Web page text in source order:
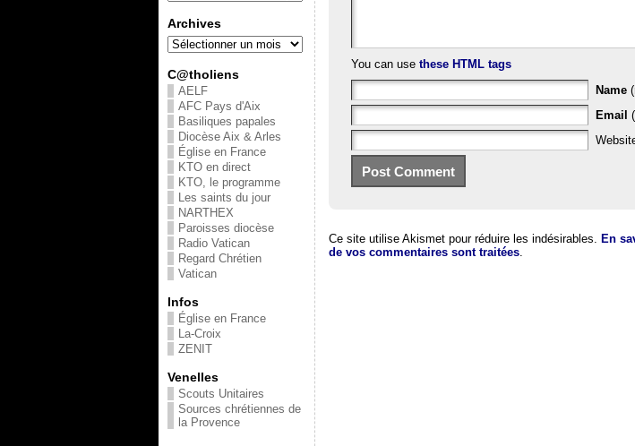
Archives
C@tholiens
AELF
AFC Pays d'Aix
Basiliques papales
Diocèse Aix & Arles
Église en France
KTO en direct
KTO, le programme
Les saints du jour
NARTHEX
Paroisses diocèse
Radio Vatican
Regard Chrétien
Vatican
Infos
Église en France
La-Croix
ZENIT
Venelles
Scouts Unitaires
Sources chrétiennes de
la Provence
You can use these HTML tags
Name
Email
Ce site utilise Akismet pour réduire les indésirables. En
de vos commentaires sont traitées.